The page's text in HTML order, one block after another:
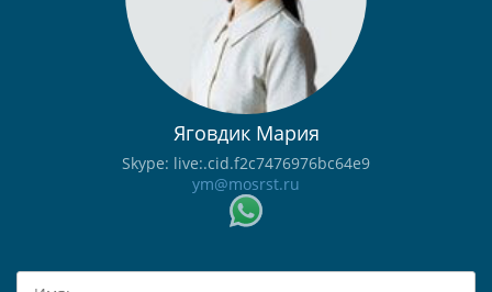
Яговдик Мария
Skype: live:.cid.f2c7476976bc64e9
ym@mosrst.ru